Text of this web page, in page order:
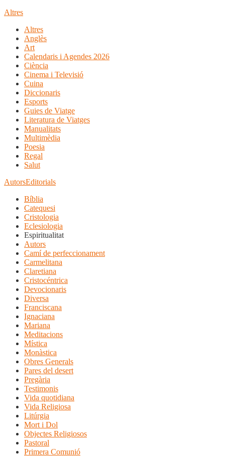
Altres
Altres
Anglès
Art
Calendaris i Agendes 2026
Ciència
Cinema i Televisió
Cuina
Diccionaris
Esports
Guies de Viatge
Literatura de Viatges
Manualitats
Multimèdia
Poesia
Regal
Salut
AutorsEditorials
Bíblia
Catequesi
Cristologia
Eclesiologia
Espiritualitat
Autors
Camí de perfeccionament
Carmelitana
Claretiana
Cristocéntrica
Devocionaris
Diversa
Franciscana
Ignaciana
Mariana
Meditacions
Mística
Monàstica
Obres Generals
Pares del desert
Pregària
Testimonis
Vida quotidiana
Vida Religiosa
Litúrgia
Mort i Dol
Objectes Religiosos
Pastoral
Primera Comunió